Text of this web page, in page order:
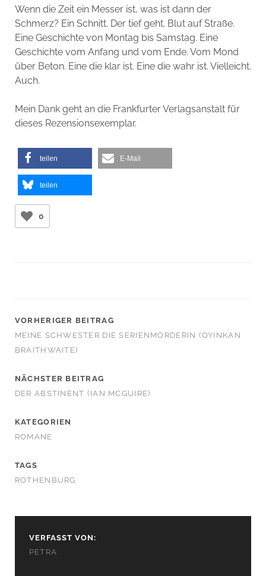
Wenn die Zeit ein Messer ist, was ist dann der
Schmerz? Ein Schnitt. Der tief geht. Blut auf Straße.
Eine Geschichte von Montag bis Samstag. Eine
Geschichte vom Anfang und vom Ende. Vom Mond
über Beton. Eine die klar ist. Eine die wahr ist. Vielleicht.
Auch.
Mein Dank geht an die Frankfurter Verlagsanstalt für
dieses Rezensionsexemplar.
teilen E-Mail
teilen
0
VORHERIGER BEITRAG
MEINE SCHWESTER DIE SERIENMÖRDERIN (OYINKAN
BRAITHWAITE)
NÄCHSTER BEITRAG
DER ABSTINENT (IAN MCGUIRE)
KATEGORIEN
ROMANE
TAGS
ROTHENBURG
VERFASST VON:
PETRA